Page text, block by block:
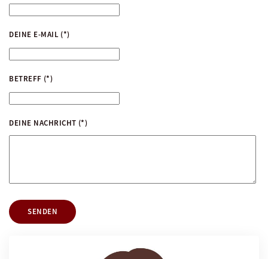
DEINE E-MAIL (*)
BETREFF (*)
DEINE NACHRICHT (*)
SENDEN